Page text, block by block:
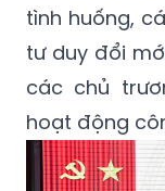
tình huống,
tư duy đổi
các chủ
hoạt động